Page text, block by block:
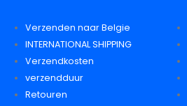
Verzenden naar Belgie
INTERNATIONAL SHIPPING
Verzendkosten
verzendduur
Retouren